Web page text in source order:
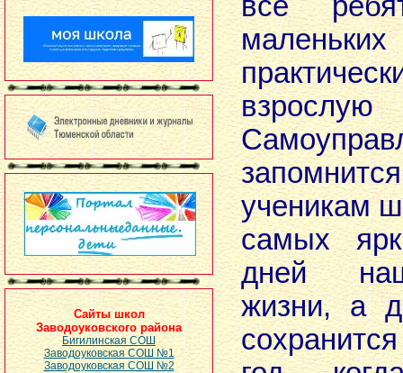
Сайты школ
Заводоуковского района
Бигилинская СОШ
Заводоуковская СОШ №1
Заводоуковская СОШ №2
ученикам
самых
дней
жизни, а